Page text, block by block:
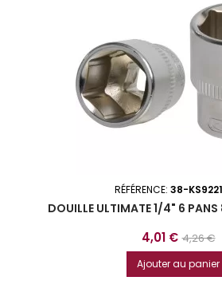
RÉFÉRENCE: 38-
DOUILLE ULTIMATE 1/4" 6
Prix
4,01 € Prix
base
4,26 €
Ajouter au panier